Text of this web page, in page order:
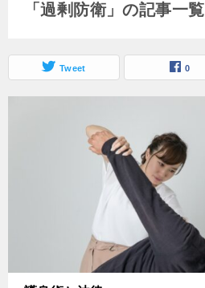
「過剰防衛」の記事一覧
Tweet 0